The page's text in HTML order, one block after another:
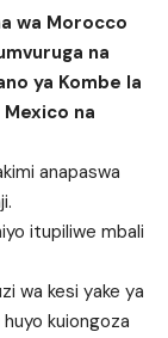
wa Morocco
na
ya Kombe la
na
anapaswa
itupiliwe mbali
wa kesi yake ya
kuiongoza